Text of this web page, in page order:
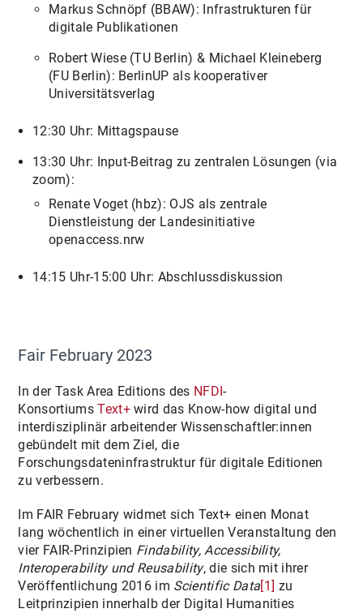
Markus Schnöpf (BBAW): Infrastrukturen für
digitale Publikationen
Robert Wiese (TU Berlin) & Michael Kleineberg
(FU Berlin): BerlinUP als kooperativer
Universitätsverlag
12:30 Uhr: Mittagspause
13:30 Uhr: Input-Beitrag zu zentralen Lösungen (via
zoom):
Renate Voget (hbz): OJS als zentrale
Dienstleistung der Landesinitiative
openaccess.nrw
14:15 Uhr-15:00 Uhr: Abschlussdiskussion
Fair February 2023
In der Task Area Editions des NFDI-
KonsortiumsText+wird das Know-how digital und
interdisziplinär arbeitender Wissenschaftler:innen
gebündelt mit dem Ziel, die
Forschungsdateninfrastruktur für digitale Editionen
zu verbessern.
Im FAIR February widmet sich Text+ einen Monat
lang wöchentlich in einer virtuellen Veranstaltung den
vier FAIR-Prinzipien Findability, Accessibility,
Interoperability und Reusability, die sich mit ihrer
Veröffentlichung 2016 im Scientific Data[1] zu
Leitprinzipien innerhalb der Digital Humanities